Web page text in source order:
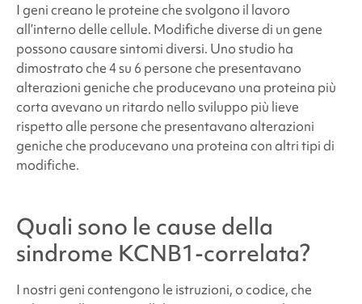
I geni creano le proteine che svolgono il lavoro
all’interno delle cellule. Modifiche diverse di un gene
possono causare sintomi diversi. Uno studio ha
dimostrato che 4 su 6 persone che presentavano
alterazioni geniche che producevano una proteina più
corta avevano un ritardo nello sviluppo più lieve
rispetto alle persone che presentavano alterazioni
geniche che producevano una proteina con altri tipi di
modifiche.
Quali sono le cause della
sindrome KCNB1-correlata?
I nostri geni contengono le istruzioni, o codice, che